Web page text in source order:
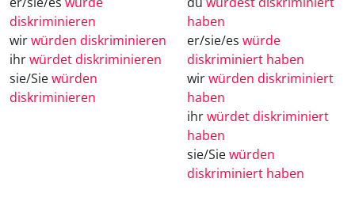
diskriminieren
wirwürden diskriminieren
ihrwürdet diskriminieren
sie/Siewürden
diskriminieren
haben
er/sie/es würde
diskriminiert haben
wirwürden diskriminiert
haben
ihrwürdet diskriminiert
haben
sie/Siewürden
diskriminiert haben